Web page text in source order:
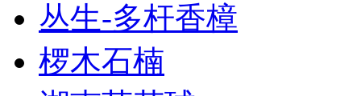
丛生-多杆香樟
椤木石楠